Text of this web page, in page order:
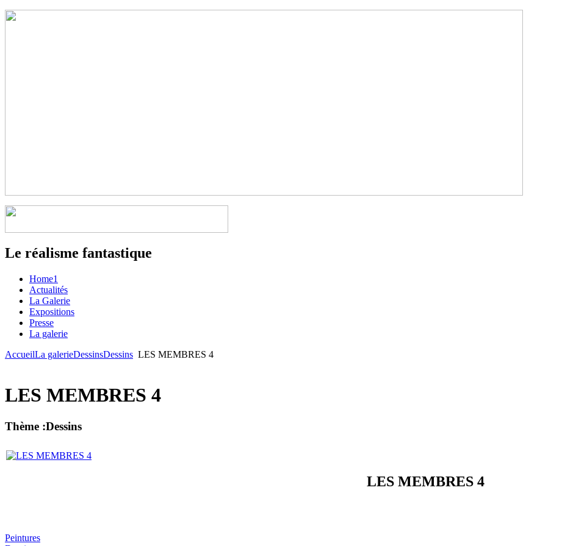
Le réalisme fantastique
Home1
Actualités
La Galerie
Expositions
Presse
La galerie
AccueilLa galerieDessinsDessins LES MEMBRES 4
LES MEMBRES 4
Thème :Dessins
LES MEMBRES 4
Peintures